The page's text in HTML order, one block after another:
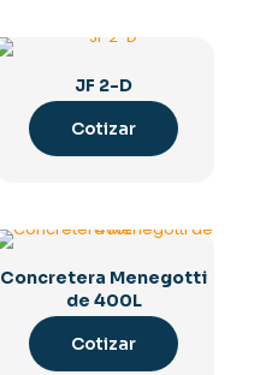
JF 2-D
Cotizar
Concretera Menegotti
de 400L
Cotizar